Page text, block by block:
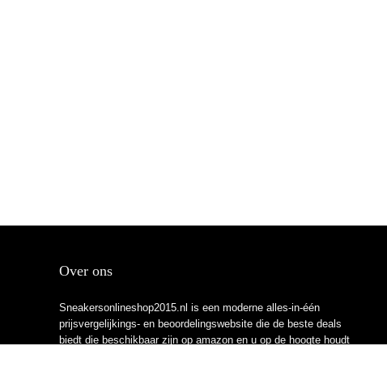
Over ons
Sneakersonlineshop2015.nl is een moderne alles-in-één
prijsvergelijkings- en beoordelingswebsite die de beste deals
biedt die beschikbaar zijn op amazon en u op de hoogte houdt